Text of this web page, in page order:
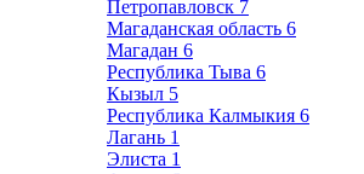
Петропавловск 7
Магаданская область 6
Магадан 6
Республика Тыва 6
Кызыл 5
Республика Калмыкия 6
Лагань 1
Элиста 1